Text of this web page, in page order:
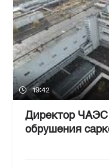
19:42
Директор ЧАЭС
обрушения